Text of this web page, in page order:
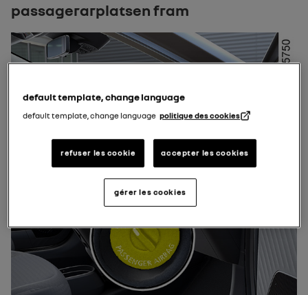
passagerarplatsen fram
default template, change language
default template, change language politique des cookies
refuser les cookie accepter les cookies
gérer les cookies